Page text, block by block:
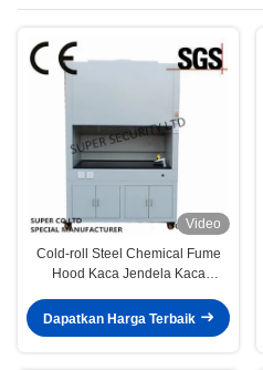
Video
Cold-roll Steel Chemical Fume
Hood Kaca Jendela Kaca
Dapatkan Harga Terbaik